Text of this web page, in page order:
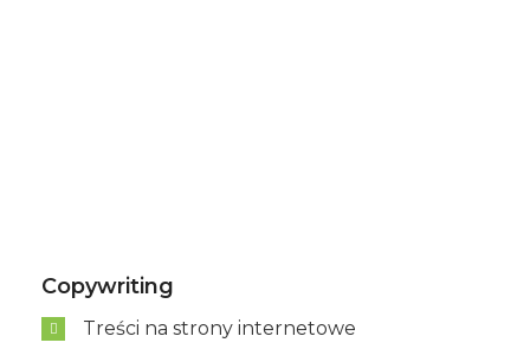
Copywriting
Treści na strony internetowe